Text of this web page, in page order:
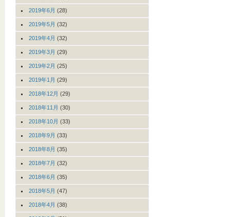
2019年6月 (28)
2019年5月 (32)
2019年4月 (32)
2019年3月 (29)
2019年2月 (25)
2019年1月 (29)
2018年12月 (29)
2018年11月 (30)
2018年10月 (33)
2018年9月 (33)
2018年8月 (35)
2018年7月 (32)
2018年6月 (35)
2018年5月 (47)
2018年4月 (38)